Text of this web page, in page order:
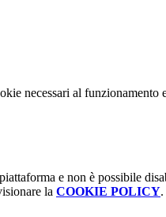
necessari al
e non è possibile
la COOKIE POLICY.